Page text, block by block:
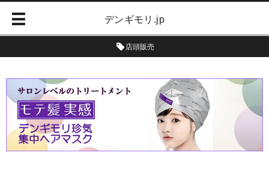
デンギモリ.jp
店頭販売